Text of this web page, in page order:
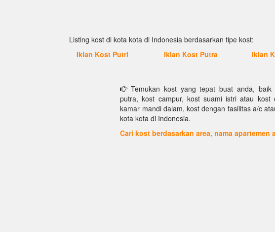
Listing kost di kota kota di Indonesia berdasarkan tipe kost:
Iklan Kost Putri
Iklan Kost Putra Iklan
Temukan kost yang tepat buat anda, baik
putra, kost campur, kost suami istri atau kost
kamar mandi dalam, kost dengan fasilitas a/c
kota kota di Indonesia.
Cari kost berdasarkan area, nama apartemen